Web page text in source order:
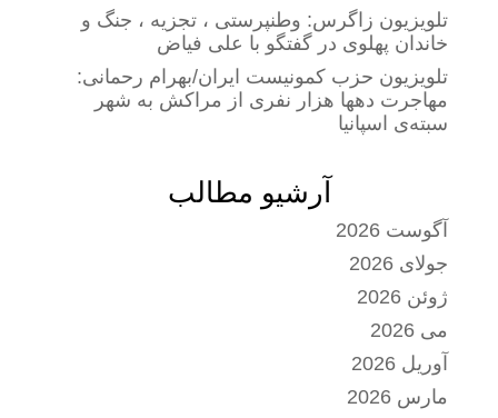
تلویزیون زاگرس: وطنپرستی ، تجزیه ، جنگ و
خاندان پهلوی در گفتگو با علی فیاض
تلویزیون حزب کمونیست ایران/بهرام رحمانی:
مهاجرت دهها هزار نفری از مراکش به شهر
سبته‌ی اسپانیا
آرشیو مطالب
آگوست 2026
جولای 2026
ژوئن 2026
می 2026
آوریل 2026
مارس 2026